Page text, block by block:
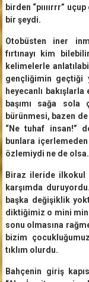
birden “pıııırrr”
bir şeydi.
Otobüsten iner
fırtınayı kim
kelimelerle
gençliğimin geçtiği
heyecanlı
başımı sağa
bürünmesi, bazen
“Ne tuhaf insan!”
bunlara
özlemiydi ne de
Biraz ileride ilkokul
karşımda
başka değişiklik
diktiğimiz o mini
sonu olmasına
bizim
tıklım olurdu.
Bahçenin giriş